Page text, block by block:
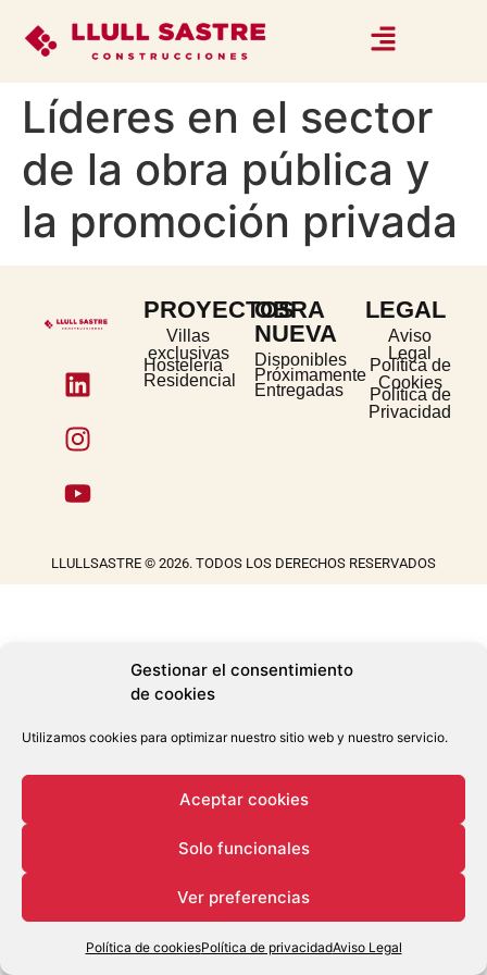
Gestionar el consentimiento
de cookies
Utilizamos cookies para optimizar nuestro sitio web y nuestro servicio.
Aceptar cookies
Solo funcionales
Ver preferencias
Política de cookiesPolítica de privacidadAviso Legal
Líderes en el sector
de la obra pública y
la promoción privada
PROYECTOS
Villas
exclusivas
Hostelería
Residencial
OBRA
NUEVA
Disponibles
Próximamente
Entregadas
LEGAL
Aviso
Legal
Política de
Cookies
Política de
Privacidad
LLULLSASTRE © 2026. TODOS LOS DERECHOS RESERVADOS